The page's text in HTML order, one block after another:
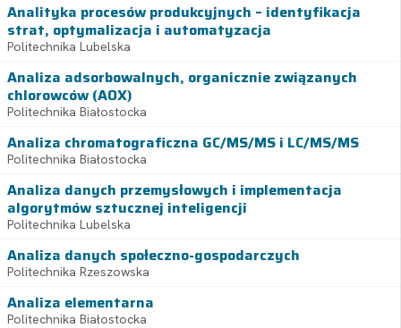
Analityka procesów produkcyjnych – identyfikacja
strat, optymalizacja i automatyzacja
Politechnika Lubelska
Analiza adsorbowalnych, organicznie związanych
chlorowców (AOX)
Politechnika Białostocka
Analiza chromatograficzna GC/MS/MS i LC/MS/MS
Politechnika Białostocka
Analiza danych przemysłowych i implementacja
algorytmów sztucznej inteligencji
Politechnika Lubelska
Analiza danych społeczno-gospodarczych
Politechnika Rzeszowska
Analiza elementarna
Politechnika Białostocka